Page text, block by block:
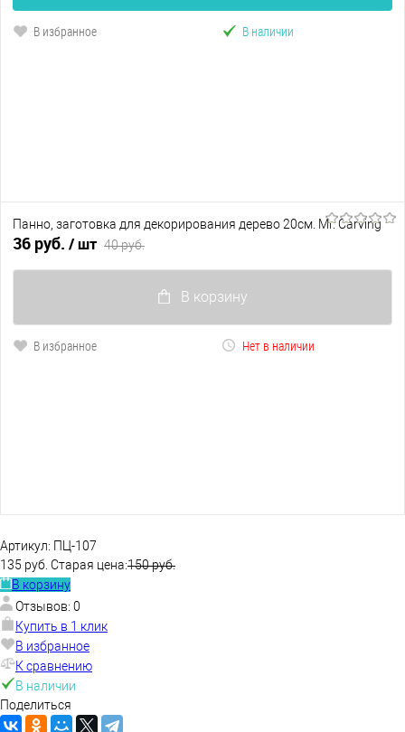
В избранное В наличии
Панно, заготовка для декорирования дерево 20см. Mr. Carving
36 руб. / шт 40 руб.
В корзину
В избранное Нет в наличии
Артикул: ПЦ-107
135 руб. Старая цена:150 руб.
В корзину
Отзывов: 0
Купить в 1 клик
В избранное
К сравнению
В наличии
Поделиться